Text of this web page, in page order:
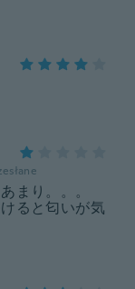
まり。。。
ると匂いが気